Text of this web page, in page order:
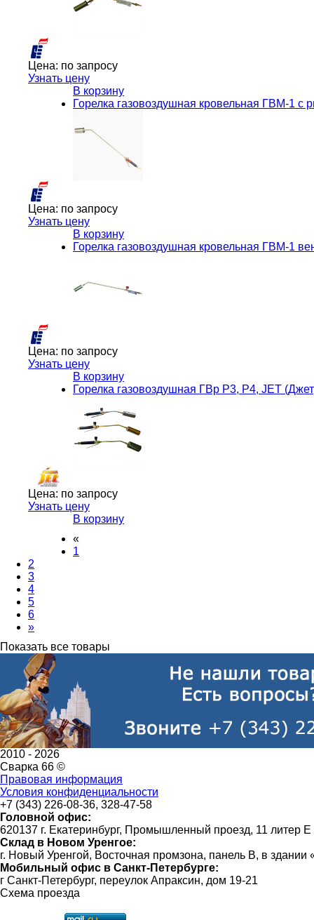
Цена: по запросу
Узнать цену
В корзину
Горелка газовоздушная кровельная ГВМ-1 с
Цена: по запросу
Узнать цену
В корзину
Горелка газовоздушная кровельная ГВМ-1
Цена: по запросу
Узнать цену
В корзину
Горелка газовоздушная ГВр Р3, Р4, JET
Цена: по запросу
Узнать цену
В корзину
«
1
2
3
4
5
6
»
Показать все товары
2010 - 2026
Сварка 66 ©
Правовая информация
Условия конфиденциальности
+7 (343) 226-08-36, 328-47-58
Головной офис:
620137 г. Екатеринбург, Промышленный проезд, 11 литер Е
Склад в Новом Уренгое:
г. Новый Уренгой, Восточная промзона, панель В, в
Мобильный офис в Санкт-Петербурге:
г Санкт-Петербург, переулок Апраксин, дом 19-21
Схема проезда